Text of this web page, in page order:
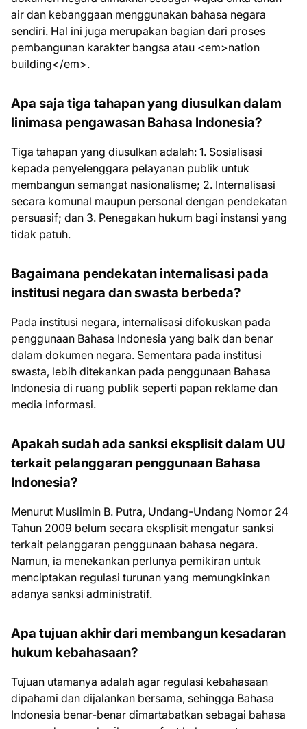
air dan kebanggaan menggunakan bahasa negara
sendiri. Hal ini juga merupakan bagian dari proses
pembangunan karakter bangsa atau <em>nation
building</em>.
Apa saja tiga tahapan yang diusulkan dalam
linimasa pengawasan Bahasa Indonesia?
Tiga tahapan yang diusulkan adalah: 1. Sosialisasi
kepada penyelenggara pelayanan publik untuk
membangun semangat nasionalisme; 2. Internalisasi
secara komunal maupun personal dengan pendekatan
persuasif; dan 3. Penegakan hukum bagi instansi yang
tidak patuh.
Bagaimana pendekatan internalisasi pada
institusi negara dan swasta berbeda?
Pada institusi negara, internalisasi difokuskan pada
penggunaan Bahasa Indonesia yang baik dan benar
dalam dokumen negara. Sementara pada institusi
swasta, lebih ditekankan pada penggunaan Bahasa
Indonesia di ruang publik seperti papan reklame dan
media informasi.
Apakah sudah ada sanksi eksplisit dalam UU
terkait pelanggaran penggunaan Bahasa
Indonesia?
Menurut Muslimin B. Putra, Undang-Undang Nomor 24
Tahun 2009 belum secara eksplisit mengatur sanksi
terkait pelanggaran penggunaan bahasa negara.
Namun, ia menekankan perlunya pemikiran untuk
menciptakan regulasi turunan yang memungkinkan
adanya sanksi administratif.
Apa tujuan akhir dari membangun kesadaran
hukum kebahasaan?
Tujuan utamanya adalah agar regulasi kebahasaan
dipahami dan dijalankan bersama, sehingga Bahasa
Indonesia benar-benar dimartabatkan sebagai bahasa